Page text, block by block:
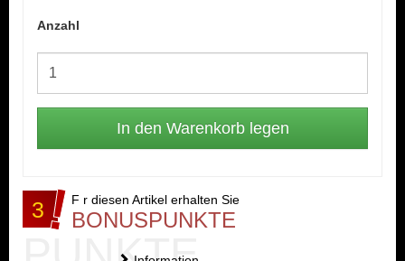
Anzahl
3 F r diesen Artikel erhalten Sie
BONUSPUNKTE